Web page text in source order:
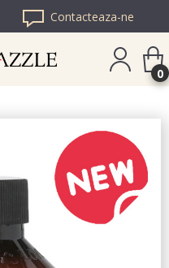
Contacteaza-ne
0